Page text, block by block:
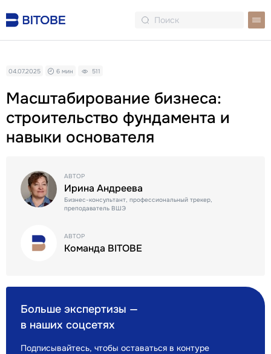
Масштабирование бизнеса:
строительство фундамента и
навыки основателя
04.07.2025 6 мин 511
Больше экспертизы —
в наших соцсетях
Подписывайтесь, чтобы оставаться в контуре
АВТОР
Ирина Андреева
Бизнес-консультант, профессиональный трекер,
преподаватель ВШЭ
АВТОР
Команда BITOBE